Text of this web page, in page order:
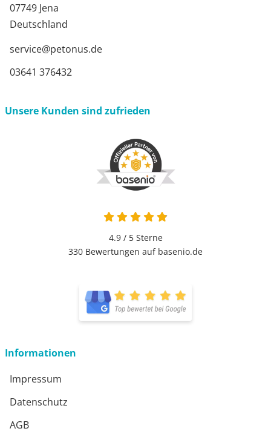
07749 Jena
Deutschland
service@petonus.de
03641 376432
Unsere Kunden sind zufrieden
4.9 / 5Sterne
330 Bewertungen auf basenio.de
Informationen
Impressum
Datenschutz
AGB